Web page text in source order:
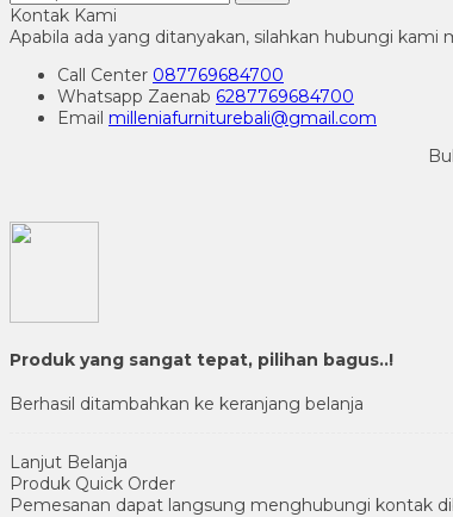
Kontak Kami
Apabila ada yang ditanyakan, silahkan hubungi kami
Call Center 087769684700
Whatsapp Zaenab 6287769684700
Email milleniafurniturebali@gmail.com
Produk yang sangat tepat, pilihan bagus..!
Berhasil ditambahkan ke keranjang belanja
Lanjut Belanja
Produk Quick Order
Pemesanan dapat langsung menghubungi kontak